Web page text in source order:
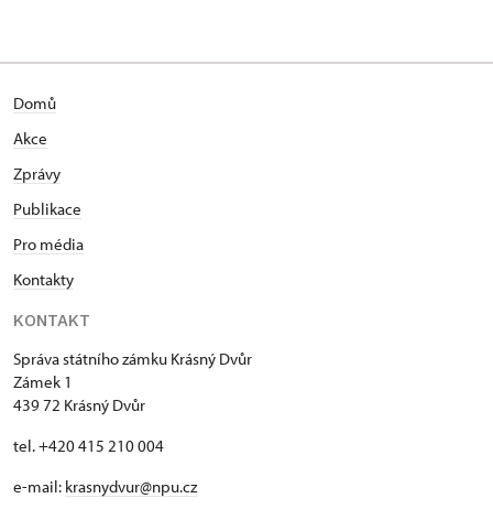
Domů
Akce
Zprávy
Publikace
Pro média
Kontakty
KONTAKT
Správa státního zámku Krásný Dvůr
Zámek 1
439 72 Krásný Dvůr
tel. +420 415 210 004
e-mail: krasnydvur@npu.cz